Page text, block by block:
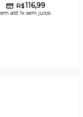
R$116,99
em até 1x sem juros